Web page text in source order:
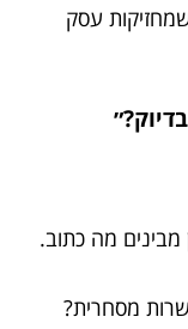
זה כעל 3 שכבות שמחזיקות עסק
מבינים מה כתוב.
מסחרית?